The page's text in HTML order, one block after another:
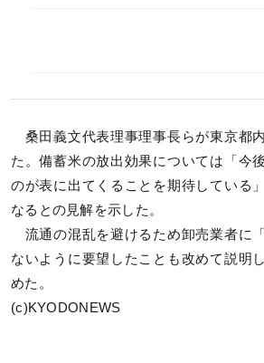
桑田義文代表理事理事長らが東京都
た。備蓄米の放出効果については「今
のが表に出てくることを期待している
なるとの見解を示した。
流通の混乱を避けるため卸売業者に
ないように要望したことも改めて説明
めた。
(c)KYODONEWS